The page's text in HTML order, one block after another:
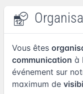
Vous êtes
communication à
événement sur
maximum de